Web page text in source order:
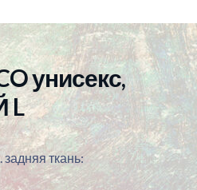
унисекс,
L
ткань: